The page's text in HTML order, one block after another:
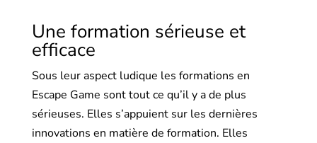
Une formation sérieuse et
efficace
Sous leur aspect ludique les formations en
Escape Game sont tout ce qu’il y a de plus
sérieuses. Elles s’appuient sur les dernières
innovations en matière de formation. Elles